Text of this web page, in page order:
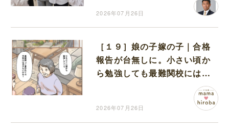
2026年07月26日
［１９］娘の子嫁の子｜合格
報告が台無しに。小さい頃か
ら勉強しても最難関校には入
2026年07月26日